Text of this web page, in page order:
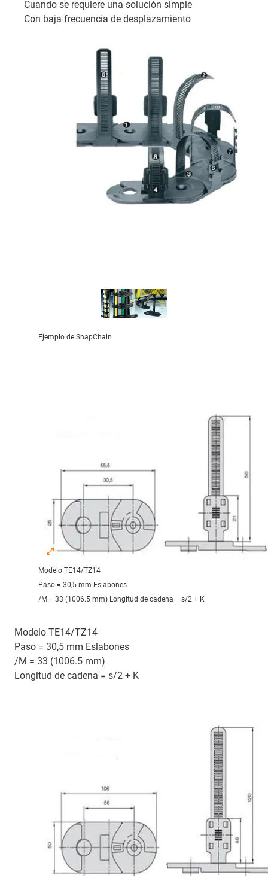
Cuando se requiere una solución simple
Con baja frecuencia de desplazamiento
Ejemplo de SnapChain
Modelo TE14/TZ14
Paso = 30,5 mm Eslabones
/M = 33 (1006.5 mm) Longitud de cadena = s/2 + K
Modelo TE14/TZ14
Paso = 30,5 mm Eslabones
/M = 33 (1006.5 mm)
Longitud de cadena = s/2 + K